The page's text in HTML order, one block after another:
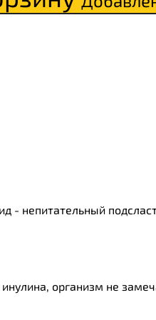
- непитательный
организм не